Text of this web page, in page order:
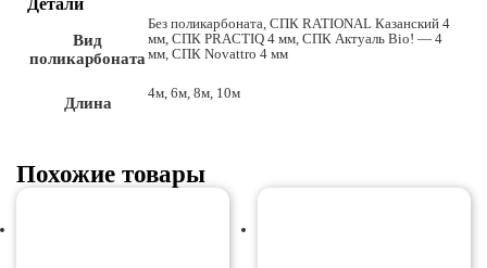
Детали
Вид
поликарбоната
Без поликарбоната, СПК RATIONAL Казанский 4
мм, СПК PRACTIQ 4 мм, СПК Актуаль Bio! — 4
мм, СПК Novattro 4 мм
Длина
4м, 6м, 8м, 10м
Похожие товары